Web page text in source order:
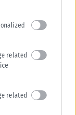
related
related